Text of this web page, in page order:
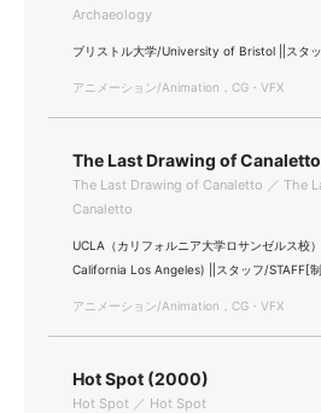
Archaeology
ブリストル大学/University of Bristol ||スタ
アニメーション/Animation，CG・VFX
The Last Drawing of Canaletto
The Last Drawing of Canaletto ／ The
Canaletto
UCLA（カリフォルニア大学ロサンゼルス
California Los Angeles) ||スタッフ/STAFF[
アニメーション/Animation，CG・VFX
Hot Spot (2000)
Hot Spot ／ Hot Spot